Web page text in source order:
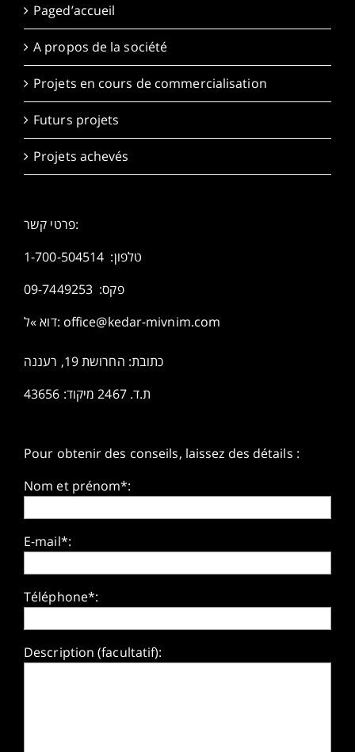
Paged’accueil
A propos de la société
Projets en cours de commercialisation
Futurs projets
Projets achevés
פרטי קשר:
טלפון: 1-700-504514
פקס: 09-7449253
דוא »ל: office@kedar-mivnim.com
כתובת: החרושת 19, רעננה
ת.ד. 2467 מיקוד: 43656
Pour obtenir des conseils, laissez des détails :
Nom et prénom*:
E-mail*:
Téléphone*:
Description (facultatif):